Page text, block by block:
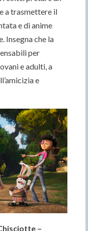
a trasmettere il
e di anime
Insegna che la
per
e adulti, a
e
–